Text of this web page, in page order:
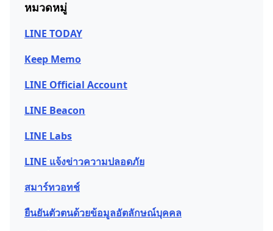
หมวดหมู่
LINE TODAY
Keep Memo
LINE Official Account
LINE Beacon
LINE Labs
LINE แจ้งข่าวความปลอดภัย
สมาร์ทวอทช์
ยืนยันตัวตนด้วยข้อมูลอัตลักษณ์บุคคล